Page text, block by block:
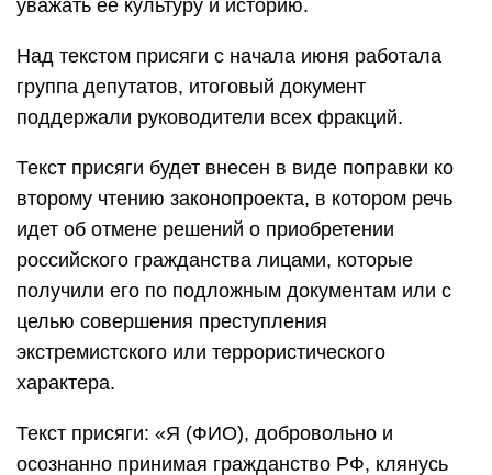
уважать ее культуру и историю.
Над текстом присяги с начала июня работала
группа депутатов, итоговый документ
поддержали руководители всех фракций.
Текст присяги будет внесен в виде поправки ко
второму чтению законопроекта, в котором речь
идет об отмене решений о приобретении
российского гражданства лицами, которые
получили его по подложным документам или с
целью совершения преступления
экстремистского или террористического
характера.
Текст присяги: «Я (ФИО), добровольно и
осознанно принимая гражданство РФ, клянусь